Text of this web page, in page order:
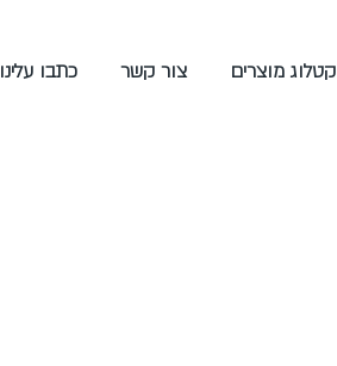
כתבו עלינו צור קשר קטלוג מוצרים